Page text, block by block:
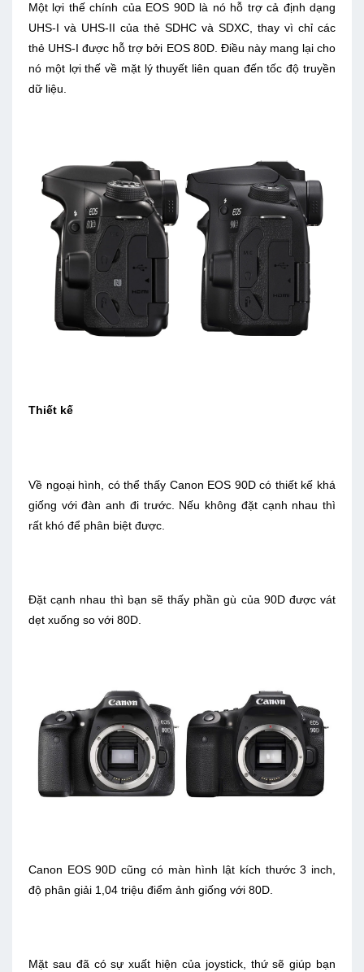
Một lợi thế chính của EOS 90D là nó hỗ trợ cả định dạng
UHS-I và UHS-II của thẻ SDHC và SDXC, thay vì chỉ các
thẻ UHS-I được hỗ trợ bởi EOS 80D. Điều này mang lại cho
nó một lợi thế về mặt lý thuyết liên quan đến tốc độ truyền
dữ liệu.
Thiết kế
Về ngoại hình, có thể thấy Canon EOS 90D có thiết kế khá
giống với đàn anh đi trước. Nếu không đặt cạnh nhau thì
rất khó để phân biệt được.
Đặt cạnh nhau thì bạn sẽ thấy phần gù của 90D được vát
dẹt xuống so với 80D.
Canon EOS 90D cũng có màn hình lật kích thước 3 inch,
độ phân giải 1,04 triệu điểm ảnh giống với 80D.
Mặt sau đã có sự xuất hiện của joystick, thứ sẽ giúp bạn